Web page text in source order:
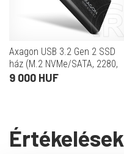
Axagon USB 3.2 Gen 2 SSD
ház (M.2 NVMe/SATA, 2280,
10 Gbps, USB C, fekete)
9 000 HUF
Értékelések